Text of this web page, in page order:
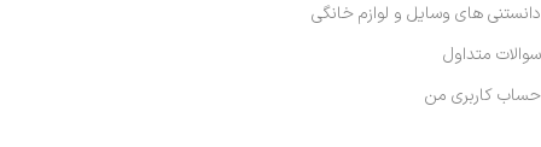
دانستنی های وسایل و لوازم خانگی
سوالات متداول
حساب کاربری من